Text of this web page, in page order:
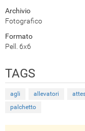
Archivio
Fotografico
Formato
Pell. 6x6
TAGS
agli allevatori
palchetto